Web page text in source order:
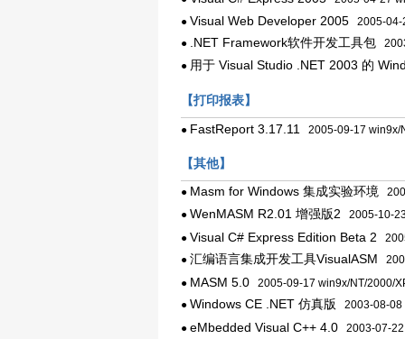
● Visual Web Developer 2005 2005-04-
● .NET Framework软件开发工具包
● 用于 Visual Studio .NET 2003 的
【打印报表】
● FastReport 3.17.11 2005-09-17 win9x/
【其他】
● Masm for Windows 集成实验环境
● WenMASM R2.01 增强版2 2005-10-
● Visual C# Express Edition Beta 2
● 汇编语言集成开发工具VisualASM
● MASM 5.0 2005-09-17 win9x/NT/2000/
● Windows CE .NET 仿真版 2003-08-08
● eMbedded Visual C++ 4.0 2003-07-22